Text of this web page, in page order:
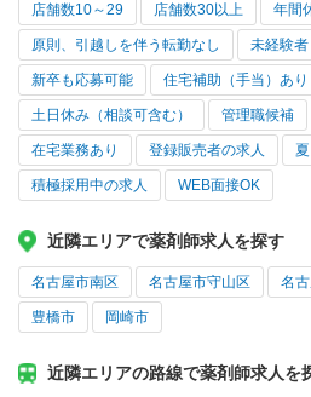
店舗数10～29 店舗数30以上 年間
原則、引越しを伴う転勤なし 未経験
新卒も応募可能 住宅補助（手当）あり
土日休み（相談可含む） 管理職候補
在宅業務あり 登録販売者の求人
積極採用中の求人 WEB面接OK
近隣エリアで薬剤師求人を探す
名古屋市南区 名古屋市守山区 名
豊橋市 岡崎市
近隣エリアの路線で薬剤師求人を